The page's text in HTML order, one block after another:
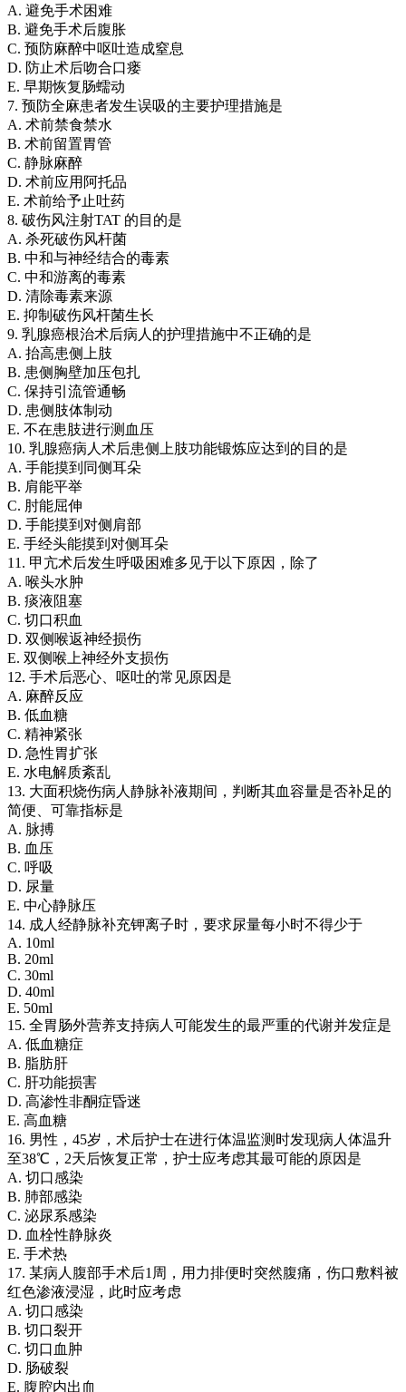
A. 避免手术困难
B. 避免手术后腹胀
C. 预防麻醉中呕吐造成窒息
D. 防止术后吻合口瘘
E. 早期恢复肠蠕动
7. 预防全麻患者发生误吸的主要护理措施是
A. 术前禁食禁水
B. 术前留置胃管
C. 静脉麻醉
D. 术前应用阿托品
E. 术前给予止吐药
8. 破伤风注射TAT 的目的是
A. 杀死破伤风杆菌
B. 中和与神经结合的毒素
C. 中和游离的毒素
D. 清除毒素来源
E. 抑制破伤风杆菌生长
9. 乳腺癌根治术后病人的护理措施中不正确的是
A. 抬高患侧上肢
B. 患侧胸壁加压包扎
C. 保持引流管通畅
D. 患侧肢体制动
E. 不在患肢进行测血压
10. 乳腺癌病人术后患侧上肢功能锻炼应达到的目的是
A. 手能摸到同侧耳朵
B. 肩能平举
C. 肘能屈伸
D. 手能摸到对侧肩部
E. 手经头能摸到对侧耳朵
11. 甲亢术后发生呼吸困难多见于以下原因，除了
A. 喉头水肿
B. 痰液阻塞
C. 切口积血
D. 双侧喉返神经损伤
E. 双侧喉上神经外支损伤
12. 手术后恶心、呕吐的常见原因是
A. 麻醉反应
B. 低血糖
C. 精神紧张
D. 急性胃扩张
E. 水电解质紊乱
13. 大面积烧伤病人静脉补液期间，判断其血容量是否补足的
简便、可靠指标是
A. 脉搏
B. 血压
C. 呼吸
D. 尿量
E. 中心静脉压
14. 成人经静脉补充钾离子时，要求尿量每小时不得少于
A. 10ml
B. 20ml
C. 30ml
D. 40ml
E. 50ml
15. 全胃肠外营养支持病人可能发生的最严重的代谢并发症是
A. 低血糖症
B. 脂肪肝
C. 肝功能损害
D. 高渗性非酮症昏迷
E. 高血糖
16. 男性，45岁，术后护士在进行体温监测时发现病人体温升
至38℃，2天后恢复正常，护士应考虑其最可能的原因是
A. 切口感染
B. 肺部感染
C. 泌尿系感染
D. 血栓性静脉炎
E. 手术热
17. 某病人腹部手术后1周，用力排便时突然腹痛，伤口敷料被
红色渗液浸湿，此时应考虑
A. 切口感染
B. 切口裂开
C. 切口血肿
D. 肠破裂
E. 腹腔内出血